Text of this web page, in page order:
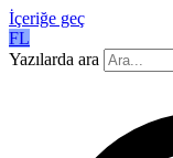
İçeriğe geç
FL
Yazılarda ara